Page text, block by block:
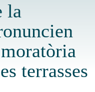
la
terrasses